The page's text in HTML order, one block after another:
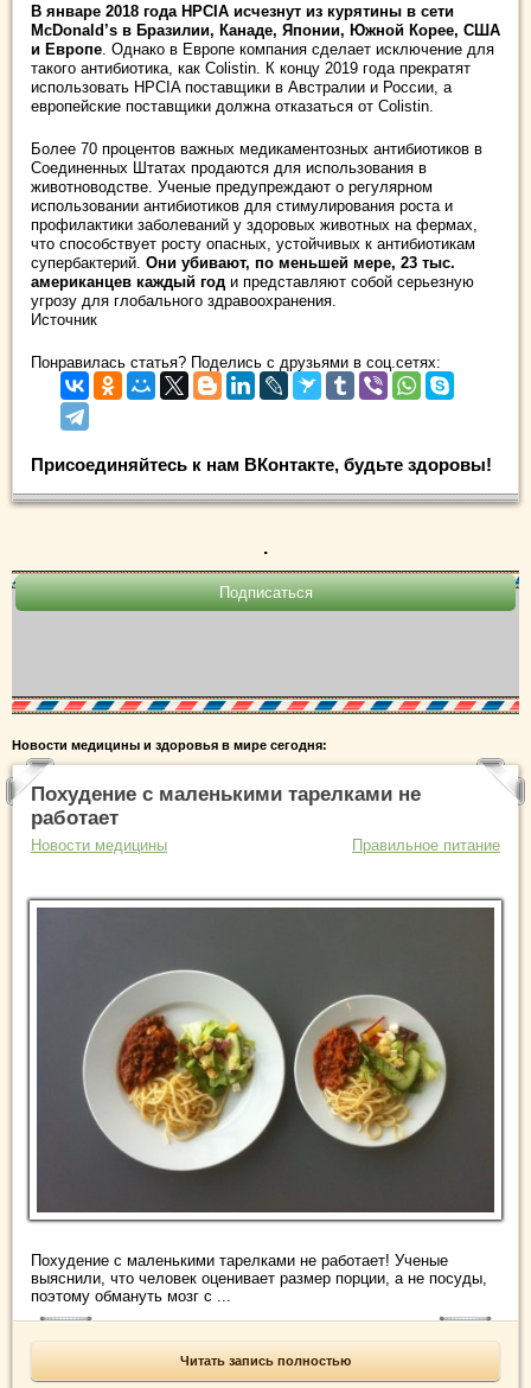
В январе 2018 года HPCIA исчезнут из курятины в сети
McDonald’s в Бразилии, Канаде, Японии, Южной Корее, США
и Европе . Однако в Европе компания сделает исключение для
такого антибиотика, как Colistin. К концу 2019 года прекратят
использовать HPCIA поставщики в Австралии и России, а
европейские поставщики должна отказаться от Colistin.
Более 70 процентов важных медикаментозных антибиотиков в
Соединенных Штатах продаются для использования в
животноводстве. Ученые предупреждают о регулярном
использовании антибиотиков для стимулирования роста и
профилактики заболеваний у здоровых животных на фермах,
что способствует росту опасных, устойчивых к антибиотикам
супербактерий. Они убивают, по меньшей мере, 23 тыс.
американцев каждый год и представляют собой серьезную
угрозу для глобального здравоохранения.
Источник
Понравилась статья? Поделись с друзьями в соц.сетях:
Присоединяйтесь к нам ВКонтакте, будьте здоровы!
.
Новости медицины и здоровья в мире сегодня:
Похудение с маленькими тарелками не
работает
Новости медицины Правильное питание
Похудение с маленькими тарелками не работает! Ученые
выяснили, что человек оценивает размер порции, а не посуды,
поэтому обмануть мозг с ...
Читать запись полностью